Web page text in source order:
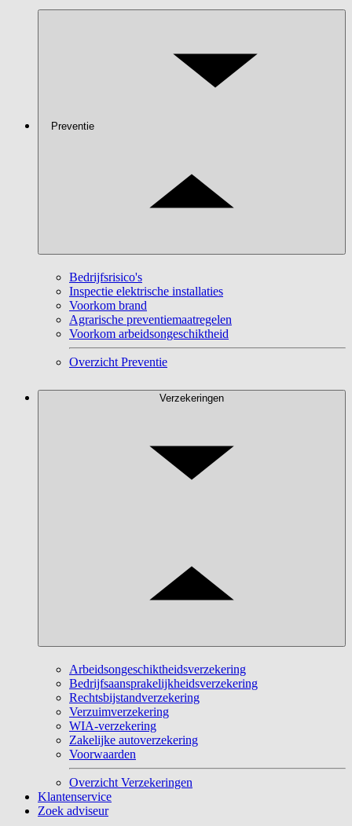
Preventie
Bedrijfsrisico's
Inspectie elektrische installaties
Voorkom brand
Agrarische preventiemaatregelen
Voorkom arbeidsongeschiktheid
Overzicht Preventie
Verzekeringen
Arbeidsongeschiktheidsverzekering
Bedrijfsaansprakelijkheidsverzekering
Rechtsbijstandverzekering
Verzuimverzekering
WIA-verzekering
Zakelijke autoverzekering
Voorwaarden
Overzicht Verzekeringen
Klantenservice
Zoek adviseur